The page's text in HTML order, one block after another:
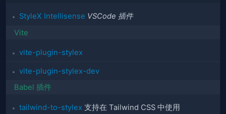
StyleX Intellisense VSCode 插件
Vite
vite-plugin-stylex
vite-plugin-stylex-dev
Babel 插件
tailwind-to-stylex 支持在 Tailwind CSS 中使用